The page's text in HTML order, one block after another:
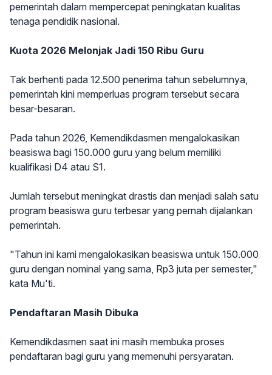
pemerintah dalam mempercepat peningkatan kualitas
tenaga pendidik nasional.
Kuota 2026 Melonjak Jadi 150 Ribu Guru
Tak berhenti pada 12.500 penerima tahun sebelumnya,
pemerintah kini memperluas program tersebut secara
besar-besaran.
Pada tahun 2026, Kemendikdasmen mengalokasikan
beasiswa bagi 150.000 guru yang belum memiliki
kualifikasi D4 atau S1.
Jumlah tersebut meningkat drastis dan menjadi salah satu
program beasiswa guru terbesar yang pernah dijalankan
pemerintah.
"Tahun ini kami mengalokasikan beasiswa untuk 150.000
guru dengan nominal yang sama, Rp3 juta per semester,"
kata Mu'ti.
Pendaftaran Masih Dibuka
Kemendikdasmen saat ini masih membuka proses
pendaftaran bagi guru yang memenuhi persyaratan.